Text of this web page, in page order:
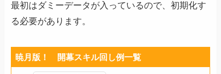
最初はダミーデータが入っているので、初期化す
る必要があります。
暁月版！ 開幕スキル回し例一覧